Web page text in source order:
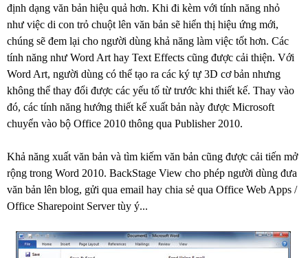
định dạng văn bản hiệu quả hơn. Khi đi kèm với tính năng nhỏ
như việc di con trỏ chuột lên văn bản sẽ hiển thị hiệu ứng mới,
chúng sẽ đem lại cho người dùng khả năng làm việc tốt hơn. Các
tính năng như Word Art hay Text Effects cũng được cải thiện. Với
Word Art, người dùng có thể tạo ra các ký tự 3D cơ bản nhưng
không thể thay đổi được các yếu tố từ trước khi thiết kế. Thay vào
đó, các tính năng hướng thiết kế xuất bản này được Microsoft
chuyển vào bộ Office 2010 thông qua Publisher 2010.
Khả năng xuất văn bản và tìm kiếm văn bản cũng được cải tiến mở
rộng trong Word 2010. BackStage View cho phép người dùng đưa
văn bản lên blog, gửi qua email hay chia sẻ qua Office Web Apps /
Office Sharepoint Server tùy ý...